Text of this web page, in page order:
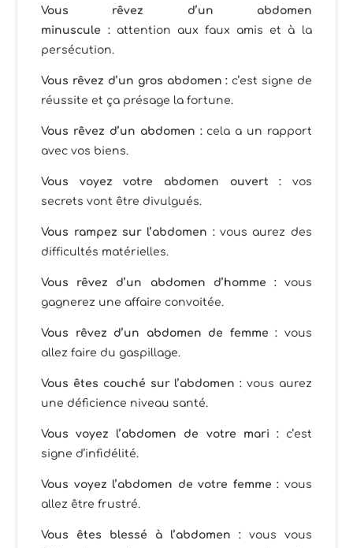
Vous rêvez d’un abdomen
minuscule : attention aux faux amis et à la
persécution.
Vous rêvez d’un gros abdomen : c’est signe de
réussite et ça présage la fortune.
Vous rêvez d’un abdomen : cela a un rapport
avec vos biens.
Vous voyez votre abdomen ouvert : vos
secrets vont être divulgués.
Vous rampez sur l’abdomen : vous aurez des
difficultés matérielles.
Vous rêvez d’un abdomen d’homme : vous
gagnerez une affaire convoitée.
Vous rêvez d’un abdomen de femme : vous
allez faire du gaspillage.
Vous êtes couché sur l’abdomen : vous aurez
une déficience niveau santé.
Vous voyez l’abdomen de votre mari : c’est
signe d’infidélité.
Vous voyez l’abdomen de votre femme : vous
allez être frustré.
Vous êtes blessé à l’abdomen : vous vous